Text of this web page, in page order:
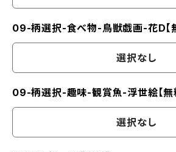
09-柄選択-食べ物-鳥獣戯画-花D【
選択なし
09-柄選択-趣味-観賞魚-浮世絵【無
選択なし